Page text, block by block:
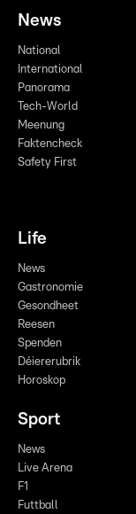
News
National
International
Panorama
Tech-World
Meenung
Faktencheck
Safety First
Life
News
Gastronomie
Gesondheet
Reesen
Spenden
Déiererubrik
Horoskop
Sport
News
Live Arena
F1
Futtball